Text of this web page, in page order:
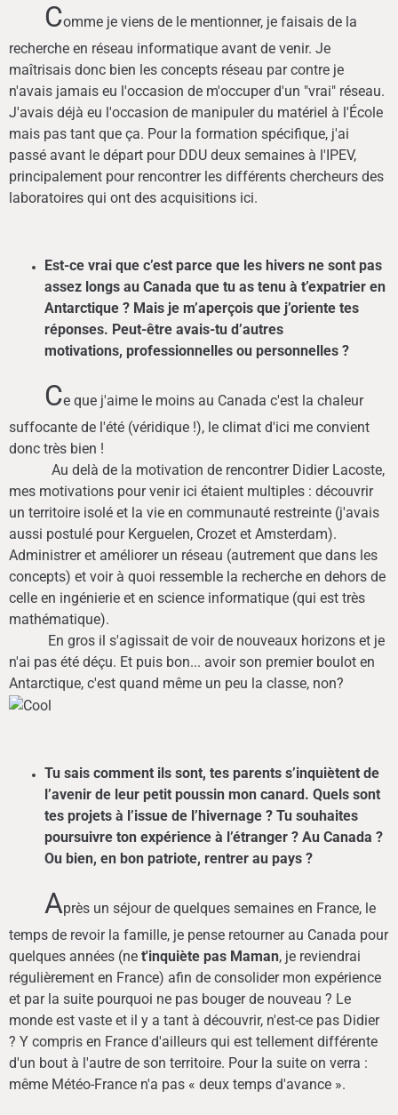
Comme je viens de le mentionner, je faisais de la
recherche en réseau informatique avant de venir. Je
maîtrisais donc bien les concepts réseau par contre je
n'avais jamais eu l'occasion de m'occuper d'un "vrai" réseau.
J'avais déjà eu l'occasion de manipuler du matériel à l'École
mais pas tant que ça. Pour la formation spécifique, j'ai
passé avant le départ pour DDU deux semaines à l'IPEV,
principalement pour rencontrer les différents chercheurs des
laboratoires qui ont des acquisitions ici.
Est-ce vrai que c’est parce que les hivers ne sont pas
assez longs au Canada que tu as tenu à t’expatrier en
Antarctique ? Mais je m’aperçois que j’oriente tes
réponses. Peut-être avais-tu d’autres
motivations, professionnelles ou personnelles ?
Ce que j'aime le moins au Canada c'est la chaleur
suffocante de l'été (véridique !), le climat d'ici me convient
donc très bien !
Au delà de la motivation de rencontrer Didier Lacoste,
mes motivations pour venir ici étaient multiples : découvrir
un territoire isolé et la vie en communauté restreinte (j'avais
aussi postulé pour Kerguelen, Crozet et Amsterdam).
Administrer et améliorer un réseau (autrement que dans les
concepts) et voir à quoi ressemble la recherche en dehors de
celle en ingénierie et en science informatique (qui est très
mathématique).
En gros il s'agissait de voir de nouveaux horizons et je
n'ai pas été déçu. Et puis bon... avoir son premier boulot en
Antarctique, c'est quand même un peu la classe, non?
Tu sais comment ils sont, tes parents s’inquiètent de
l’avenir de leur petit poussin mon canard. Quels sont
tes projets à l’issue de l’hivernage ? Tu souhaites
poursuivre ton expérience à l’étranger ? Au Canada ?
Ou bien, en bon patriote, rentrer au pays ?
Après un séjour de quelques semaines en France, le
temps de revoir la famille, je pense retourner au Canada pour
quelques années (ne t'inquiète pas Maman, je reviendrai
régulièrement en France) afin de consolider mon expérience
et par la suite pourquoi ne pas bouger de nouveau ? Le
monde est vaste et il y a tant à découvrir, n'est-ce pas Didier
? Y compris en France d'ailleurs qui est tellement différente
d'un bout à l'autre de son territoire. Pour la suite on verra :
même Météo-France n'a pas « deux temps d'avance ».